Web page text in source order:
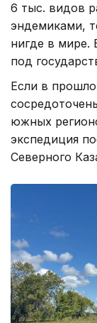
6 тыс. видов
эндемиками,
нигде в мире.
под
Если в
южных
экспедиция
Северного